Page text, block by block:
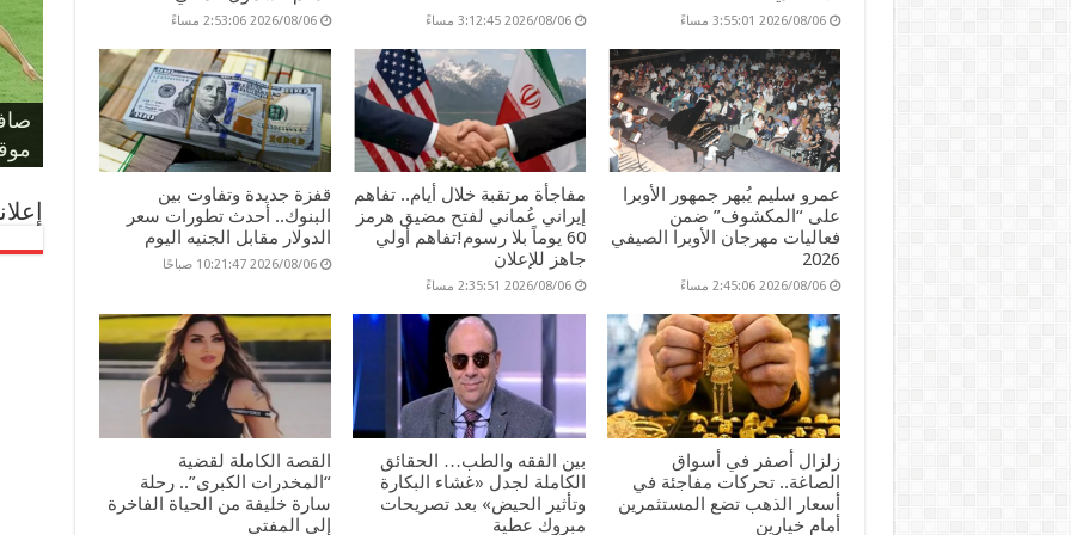
2026/08/06 3:55:01 مساءً 2026/08/06 3:12:45 مساءً 2026/08/06 2:53:06 مساءً
عمرو سليم يُبهر جمهور الأوبرا
على “المكشوف” ضمن
فعاليات مهرجان الأوبرا الصيفي
2026
2026/08/06 2:45:06 مساءً
مفاجأة مرتقبة خلال أيام.. تفاهم
إيراني عُماني لفتح مضيق هرمز
60 يوماً بلا رسوم!تفاهم أولي
جاهز للإعلان
2026/08/06 2:35:51 مساءً
قفزة جديدة وتفاوت بين
البنوك.. أحدث تطورات سعر
الدولار مقابل الجنيه اليوم
2026/08/06 10:21:47 صباحًا
زلزال أصفر في أسواق
الصاغة.. تحركات مفاجئة في
أسعار الذهب تضع المستثمرين
أمام خيارين
بين الفقه والطب… الحقائق
الكاملة لجدل «غشاء البكارة
وتأثير الحيض» بعد تصريحات
مبروك عطية
القصة الكاملة لقضية
“المخدرات الكبرى”.. رحلة
سارة خليفة من الحياة الفاخرة
إلى المفتي
أمام